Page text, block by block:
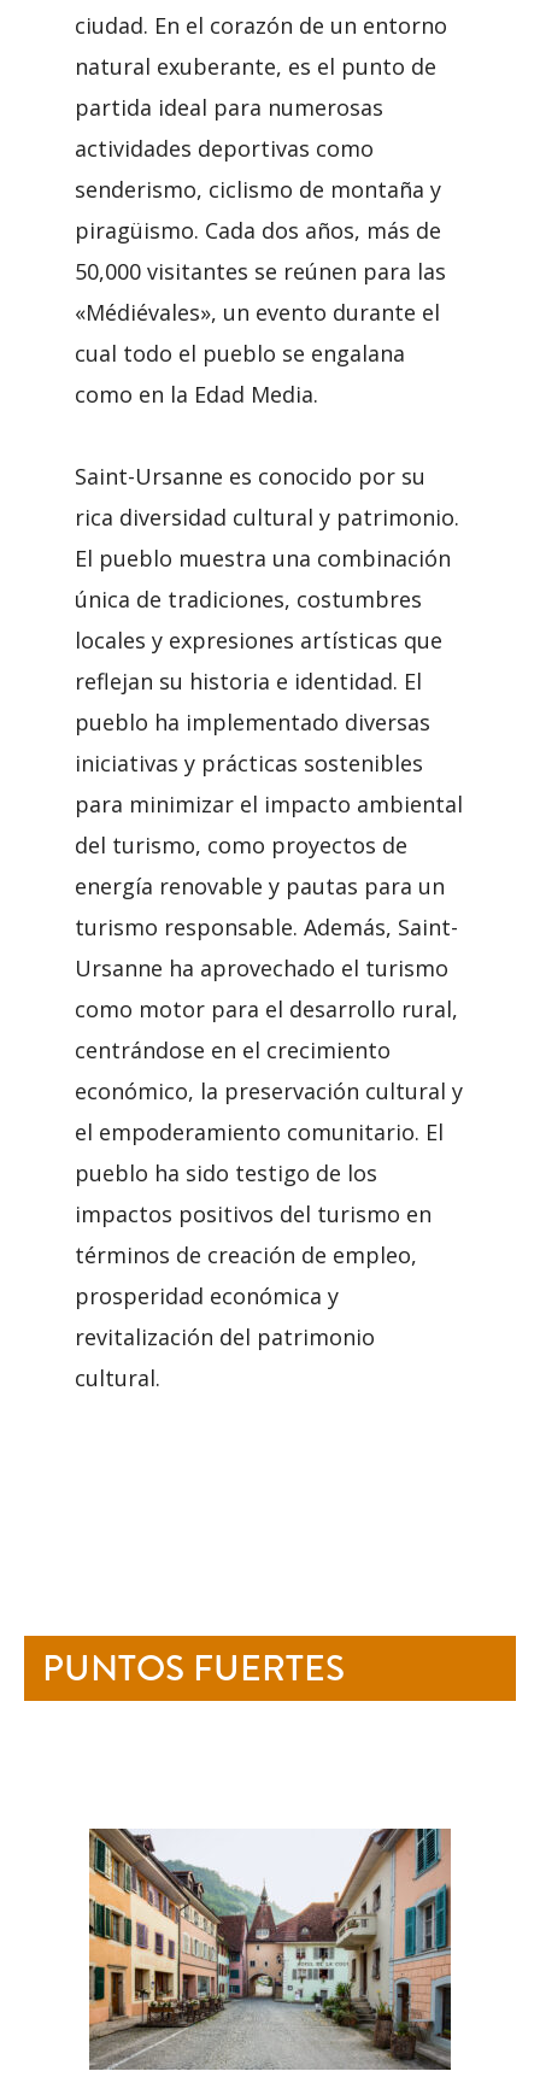
ciudad. En el corazón de un entorno
natural exuberante, es el punto de
partida ideal para numerosas
actividades deportivas como
senderismo, ciclismo de montaña y
piragüismo. Cada dos años, más de
50,000 visitantes se reúnen para las
«Médiévales», un evento durante el
cual todo el pueblo se engalana
como en la Edad Media.
Saint-Ursanne es conocido por su
rica diversidad cultural y patrimonio.
El pueblo muestra una combinación
única de tradiciones, costumbres
locales y expresiones artísticas que
reflejan su historia e identidad. El
pueblo ha implementado diversas
iniciativas y prácticas sostenibles
para minimizar el impacto ambiental
del turismo, como proyectos de
energía renovable y pautas para un
turismo responsable. Además, Saint-
Ursanne ha aprovechado el turismo
como motor para el desarrollo rural,
centrándose en el crecimiento
económico, la preservación cultural y
el empoderamiento comunitario. El
pueblo ha sido testigo de los
impactos positivos del turismo en
términos de creación de empleo,
prosperidad económica y
revitalización del patrimonio
cultural.
PUNTOS FUERTES